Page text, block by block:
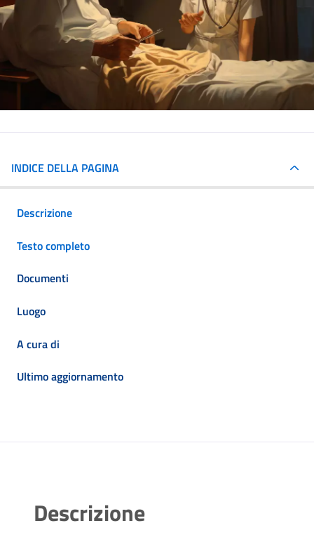
INDICE DELLA PAGINA
Descrizione
Testo completo
Documenti
Luogo
A cura di
Ultimo aggiornamento
Descrizione